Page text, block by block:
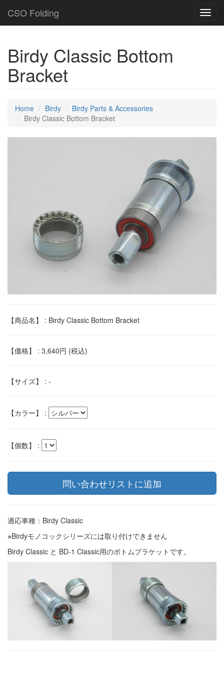
CSO Folding
Birdy Classic Bottom
Bracket
Home Birdy
Birdy Parts & Accessories
Birdy Classic Bottom Bracket
【商品名】 : Birdy Classic Bottom Bracket
【価格】 : 3,640円 (税込)
【サイズ】 : -
【カラー】 :
【個数】 :
適応車種：Birdy Classic
※Birdyモノコックシリーズには取り付けできません
Birdy Classic と BD-1 Classic用のボトムブラケットです。